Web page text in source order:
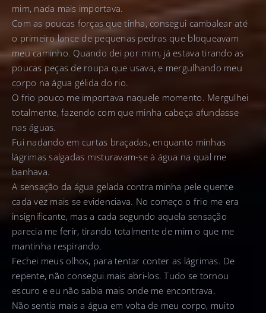
mim, nada mais importava.
Com as poucas forças que tinha, consegui cambalear até
o primeiro lance de pequenas pedras que bloqueavam
meu caminho. Quando dei por mim, já estava tirando as
poucas peças de roupa que usava, e mergulhando meu
corpo na água gélida do rio.
O frio pouco me importava naquele momento. Mergulhei
totalmente, fazendo com que minha cabeça afundasse
nas águas.
Fui nadando em curtas braçadas, enquanto minhas
lágrimas salgadas misturavam-se à água na qual me
banhava.
A sensação da água gelada contra minha pele quente
cada vez mais se evidenciava. No começo o frio me era
insignificante, mas a cada segundo aquela sensação
parecia me ferir, tirando totalmente de mim o que me
mantinha respirando.
Fechei meus olhos, para tentar conter as lágrimas. De
repente, não consegui mais abri-los. Tudo se tornou
escuro e eu não sabia mais onde me encontrava.
Não sentia mais a água em volta de meu corpo, muito